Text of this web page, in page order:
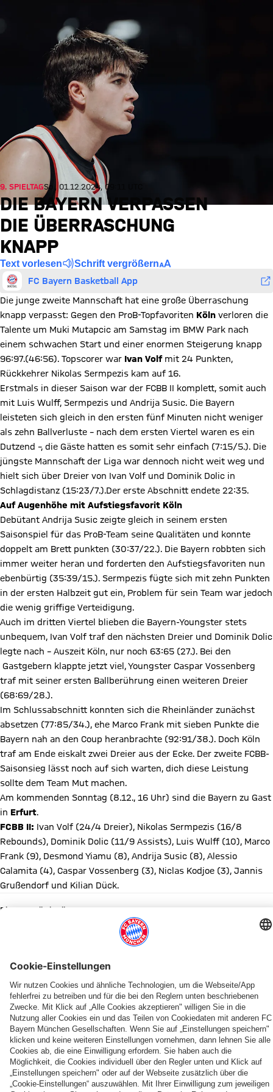
9. SPIELTAGSo., 01.12.2024, 09:11 UTC
DIE BAYERN VERPASSEN
DIE ÜBERRASCHUNG
KNAPP
Text vorlesen Schrift vergrößern
FC Bayern Basketball App
Die junge zweite Mannschaft hat eine große Überraschung
knapp verpasst: Gegen den ProB-Topfavoriten Köln verloren die
Talente um Muki Mutapcic am Samstag im BMW Park nach
einem schwachen Start und einer enormen Steigerung knapp
96:97.(46:56). Topscorer war Ivan Volf mit 24 Punkten,
Rückkehrer Nikolas Sermpezis kam auf 16.
Erstmals in dieser Saison war der FCBB II komplett, somit auch
mit Luis Wulff, Sermpezis und Andrija Susic. Die Bayern
leisteten sich gleich in den ersten fünf Minuten nicht weniger
als zehn Ballverluste – nach dem ersten Viertel waren es ein
Dutzend –, die Gäste hatten es somit sehr einfach (7:15/5.). Die
jüngste Mannschaft der Liga war dennoch nicht weit weg und
hielt sich über Dreier von Ivan Volf und Dominik Dolic in
Schlagdistanz (15:23/7.).Der erste Abschnitt endete 22:35.
Auf Augenhöhe mit Aufstiegsfavorit Köln
Debütant Andrija Susic zeigte gleich in seinem ersten
Saisonspiel für das ProB-Team seine Qualitäten und konnte
doppelt am Brett punkten (30:37/22.). Die Bayern robbten sich
immer weiter heran und forderten den Aufstiegsfavoriten nun
ebenbürtig (35:39/15.). Sermpezis fügte sich mit zehn Punkten
in der ersten Halbzeit gut ein, Problem für sein Team war jedoch
die wenig griffige Verteidigung.
Auch im dritten Viertel blieben die Bayern-Youngster stets
unbequem, Ivan Volf traf den nächsten Dreier und Dominik Dolic
legte nach – Auszeit Köln, nur noch 63:65 (27.). Bei den
Gastgebern klappte jetzt viel, Youngster Caspar Vossenberg
traf mit seiner ersten Ballberührung einen weiteren Dreier
(68:69/28.).
Im Schlussabschnitt konnten sich die Rheinländer zunächst
absetzen (77:85/34.), ehe Marco Frank mit sieben Punkte die
Bayern nah an den Coup heranbrachte (92:91/38.). Doch Köln
traf am Ende eiskalt zwei Dreier aus der Ecke. Der zweite FCBB-
Saisonsieg lässt noch auf sich warten, dich diese Leistung
sollte dem Team Mut machen.
Am kommenden Sonntag (8.12., 16 Uhr) sind die Bayern zu Gast
in Erfurt.
FCBB II: Ivan Volf (24/4 Dreier), Nikolas Sermpezis (16/8
Rebounds), Dominik Dolic (11/9 Assists), Luis Wulff (10), Marco
Frank (9), Desmond Yiamu (8), Andrija Susic (8), Alessio
Calamita (4), Caspar Vossenberg (3), Niclas Kodjoe (3), Jannis
Grußendorf und Kilian Dück.
Diesen Artikel teilen
WEITERE NEWS
PROB
Leverkusen
neu
im
ProB-
Feld
PROB-SAISON VORBEI
Der
FCBB
II
verpasst
ein
PROB-PLAYOFFS
„Do
or
die“:
Die
jungen
KNAPPES 83:88 IN WESTERSTEDE
Acht
FCBB-
Youngster
beim
Playoff-
PROB-ACHTELFINALE
„Klubs
wird
nicht
geholfen“
PROB SÜD
Die
Bayern-
Youngster
stürmen
in
PROB-FINALE & U19-PLAYOFFS
Entscheidende
24
Stunden
für
FCBB-
PROB SÜD
FCBB
II
unterliegt
Fellbach
knapp
PARTNER